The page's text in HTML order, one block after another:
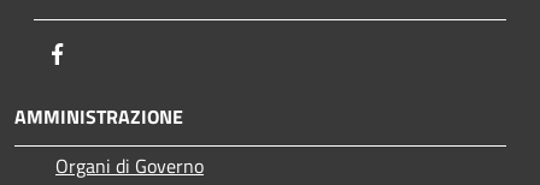
AMMINISTRAZIONE
Organi di Governo